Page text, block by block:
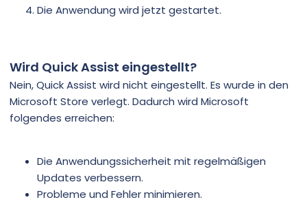
Die Anwendung wird jetzt gestartet.
Wird Quick Assist eingestellt?
Nein, Quick Assist wird nicht eingestellt. Es wurde in den
Microsoft Store verlegt. Dadurch wird Microsoft
folgendes erreichen:
Die Anwendungssicherheit mit regelmäßigen
Updates verbessern.
Probleme und Fehler minimieren.